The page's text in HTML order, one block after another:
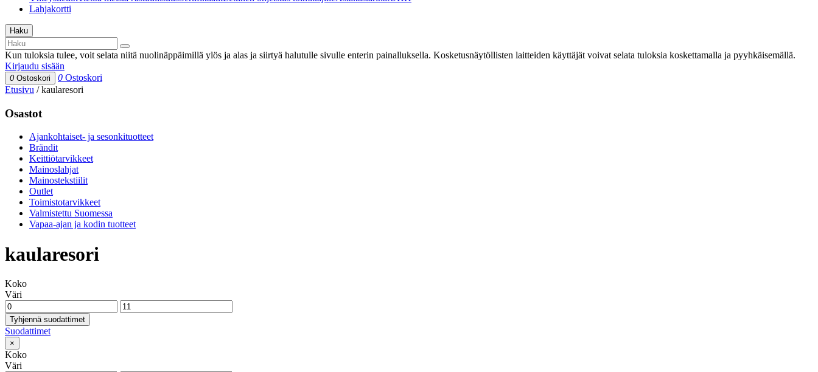
Lahjakortti
Haku
Kun tuloksia tulee, voit selata niitä nuolinäppäimillä ylös ja alas ja siirtyä halutulle sivulle enterin painalluksella. Kosketusnäytöllisten laitteiden käyttäjät voivat selata tuloksia koskettamalla ja pyyhkäisemällä.
Kirjaudu sisään
0 Ostoskori 0 Ostoskori
Etusivu /kaularesori
Osastot
Ajankohtaiset- ja sesonkituotteet
Brändit
Keittiötarvikkeet
Mainoslahjat
Mainostekstiilit
Outlet
Toimistotarvikkeet
Valmistettu Suomessa
Vapaa-ajan ja kodin tuotteet
kaularesori
Koko
Väri
Tyhjennä suodattimet
Suodattimet
×
Koko
Väri